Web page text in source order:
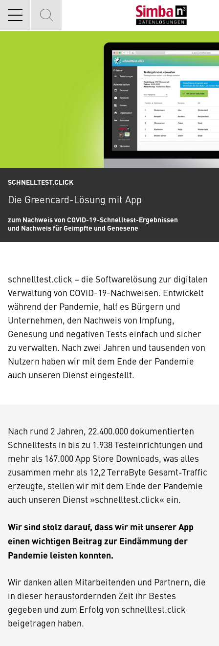
SCHNELLTEST.CLICK
Die Greencard-Lösung mit App
zum Nachweis von COVID-19-Schnelltest-Ergebnissen
und Nachweis für Geimpfte und Genesene
schnelltest.click – die Softwarelösung zur digitalen
Verwaltung von COVID-19-Nachweisen. Entwickelt
während der Pandemie, half es Bürgern und
Unternehmen, den Nachweis von Impfung,
Genesung und negativen Tests einfach und sicher
zu verwalten. Nach zwei Jahren und tausenden von
Nutzern haben wir mit dem Ende der Pandemie
auch unseren Dienst eingestellt.
Nach rund 2 Jahren, 22.400.000 dokumentierten
Schnelltests in bis zu 1.938 Testeinrichtungen und
mehr als 167.000 App Store Downloads, was alles
zusammen mehr als 12,2 TerraByte Gesamt-Traffic
erzeugte, stellen wir mit dem Ende der Pandemie
auch unseren Dienst »schnelltest.click« ein.
Wir sind stolz darauf, dass wir mit unserer App
einen wichtigen Beitrag zur Eindämmung der
Pandemie leisten konnten.
Wir danken allen Mitarbeitenden und Partnern, die
in dieser herausfordernden Zeit ihr Bestes
gegeben und zum Erfolg von schnelltest.click
beigetragen haben.